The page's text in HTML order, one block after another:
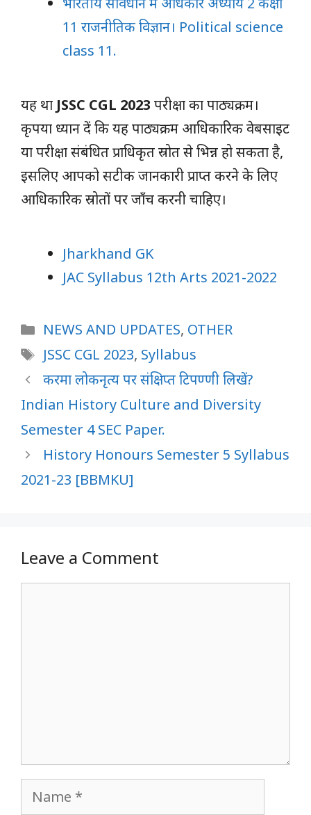
11 राजनीतिक विज्ञान। Political science
class 11.
यह था JSSC CGL 2023 परीक्षा का पाठ्यक्रम।
कृपया ध्यान दें कि यह पाठ्यक्रम आधिकारिक वेबसाइट
या परीक्षा संबंधित प्राधिकृत स्रोत से भिन्न हो सकता है,
इसलिए आपको सटीक जानकारी प्राप्त करने के लिए
आधिकारिक स्रोतों पर जाँच करनी चाहिए।
Jharkhand GK
JAC Syllabus 12th Arts 2021-2022
Categories
NEWS AND UPDATES, OTHER
Tags
JSSC CGL 2023, Syllabus
करमा लोकनृत्य पर संक्षिप्त टिपण्णी लिखें?
Indian History Culture and Diversity
Semester 4 SEC Paper.
History Honours Semester 5 Syllabus
2021-23 [BBMKU]
Leave a Comment
Name